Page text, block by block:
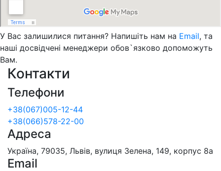
У Вас залишилися питання? Напишіть нам на Email, та
наші досвідчені менеджери обов`язково допоможуть
Вам.
Контакти
Телефони
+38(067)005-12-44
+38(066)578-22-00
Адреса
Україна, 79035, Львів, вулиця Зелена, 149, корпус 8а
Email